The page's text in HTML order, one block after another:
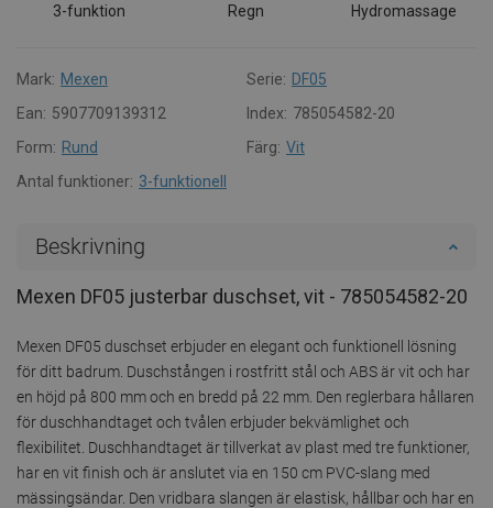
3-funktion Regn Hydromassage
Mark: Mexen Serie: DF05
Ean: 5907709139312 Index: 785054582-20
Form: Rund Färg: Vit
Antal funktioner: 3-funktionell
Beskrivning
Mexen DF05 justerbar duschset, vit - 785054582-20
Mexen DF05 duschset erbjuder en elegant och funktionell lösning
för ditt badrum. Duschstången i rostfritt stål och ABS är vit och har
en höjd på 800 mm och en bredd på 22 mm. Den reglerbara hållaren
för duschhandtaget och tvålen erbjuder bekvämlighet och
flexibilitet. Duschhandtaget är tillverkat av plast med tre funktioner,
har en vit finish och är anslutet via en 150 cm PVC-slang med
mässingsändar. Den vridbara slangen är elastisk, hållbar och har en